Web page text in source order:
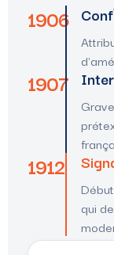
1906
1907
1912
qui